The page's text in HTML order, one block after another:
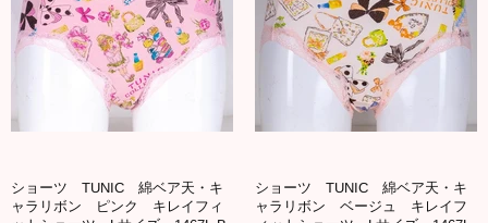
ショーツ TUNIC 綿ベア天・キ
ャラリボン ピンク キレイフィ
ショーツ TUNIC 綿ベア天・キ
ャラリボン ベージュ キレイフ